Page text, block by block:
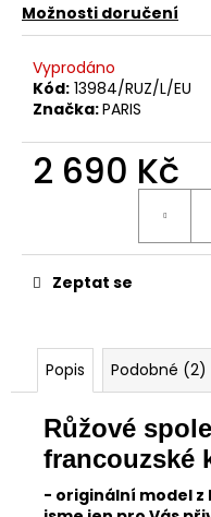
Možnosti doručení
Vyprodáno
Kód: 13984/RUZ/L/EU
Značka:PARIS
2 690 Kč
Zeptat se
Popis Podobné (2)
Růžové
francouzské
- originální model